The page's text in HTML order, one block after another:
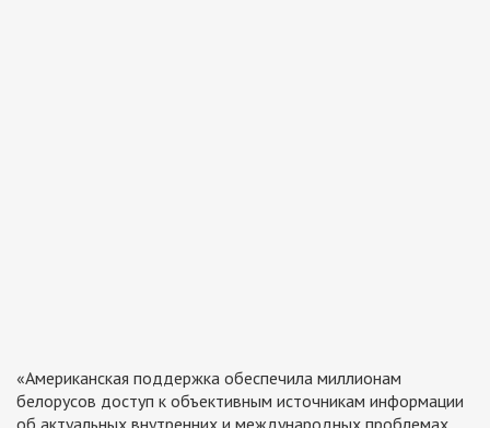
«Американская поддержка обеспечила миллионам
белорусов доступ к объективным источникам информации